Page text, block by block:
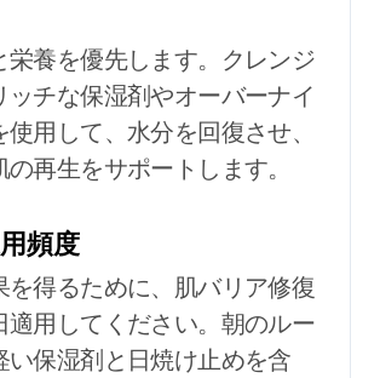
栄養を優先します。クレンジ
ッチな保湿剤やオーバーナイ
使用して、水分を回復させ、
再生をサポートします。
頻度
を得るために、肌バリア修復
適用してください。朝のルー
い保湿剤と日焼け止めを含